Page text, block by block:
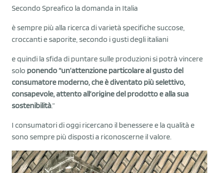
Secondo Spreafico la domanda in Italia
è sempre più alla ricerca di varietà specifiche succose,
croccanti e saporite, secondo i gusti degli italiani
e quindi la sfida di puntare sulle produzioni si potrà vincere
solo ponendo “un’attenzione particolare al gusto del
consumatore moderno, che è diventato più selettivo,
consapevole, attento all’origine del prodotto e alla sua
sostenibilità.”
I consumatori di oggi ricercano il benessere e la qualità e
sono sempre più disposti a riconoscerne il valore.